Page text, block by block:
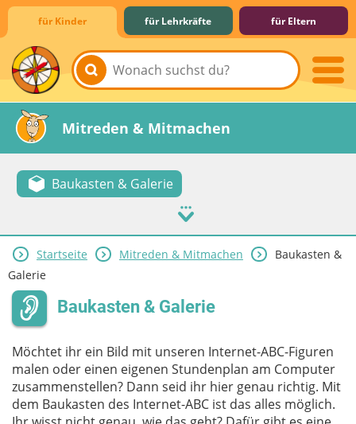
für Kinder für Lehrkräfte für Eltern
Lernen & Schule
Hobby & Freizeit
Spiel & Spaß
Mitreden & Mitmachen
Baukasten & Galerie
Startseite Mitreden & Mitmachen
Baukasten &
Galerie
Baukasten & Galerie
Möchtet ihr ein Bild mit unseren Internet-ABC-Figuren
malen oder einen eigenen Stundenplan am Computer
zusammenstellen? Dann seid ihr hier genau richtig. Mit
dem Baukasten des Internet-ABC ist das alles möglich.